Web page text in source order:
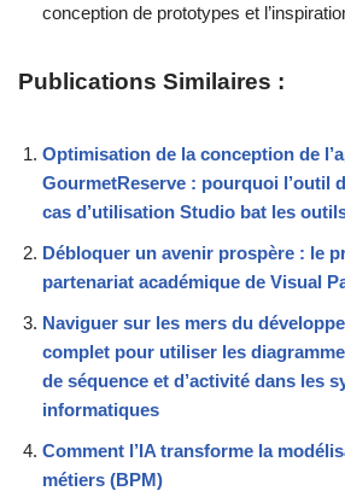
conception de prototypes et
Publications Similaires :
Optimisation de la conception de
GourmetReserve : pourquoi l’outil
cas d’utilisation Studio bat les
Débloquer un avenir prospère : le
partenariat académique de Visual
Naviguer sur les mers du
complet pour utiliser les
de séquence et d’activité dans les
informatiques
Comment l’IA transforme la
métiers (BPM)